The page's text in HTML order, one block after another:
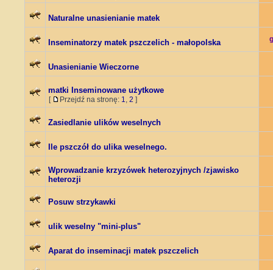
Naturalne unasienianie matek
Inseminatorzy matek pszczelich - małopolska
Unasienianie Wieczorne
matki Inseminowane użytkowe
[ Przejdź na stronę: 1, 2 ]
Zasiedlanie ulików weselnych
Ile pszczół do ulika weselnego.
Wprowadzanie krzyzówek heterozyjnych /zjawisko
heterozji
Posuw strzykawki
ulik weselny "mini-plus"
Aparat do inseminacji matek pszczelich